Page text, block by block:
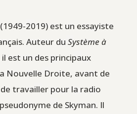
2019) est un essayiste
Auteur du Système à
il est un des principaux
Nouvelle Droite, avant de
travailler pour la radio
de Skyman. Il